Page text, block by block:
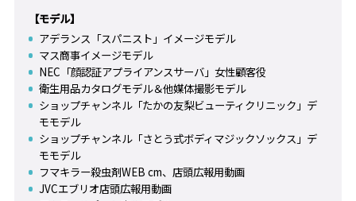
【モデル】
アデランス「スパニスト」イメージモデル
マス商事イメージモデル
NEC「顔認証アプライアンスサーバ」女性顧客役
衛生用品カタログモデル＆他媒体撮影モデル
ショップチャンネル「たかの友梨ビューティクリニック」デ
モモデル
ショップチャンネル「さとう式ボディマジックソックス」デ
モモデル
フマキラー殺虫剤WEB cm、店頭広報用動画
JVCエブリオ店頭広報用動画